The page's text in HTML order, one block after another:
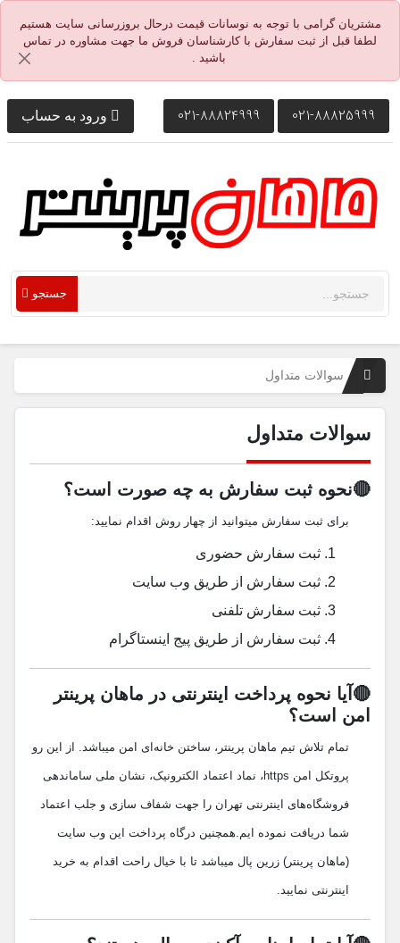
مشتریان گرامی با توجه به نوسانات قیمت درحال بروزرسانی سایت هستیم
لطفا قبل از ثبت سفارش با کارشناسان فروش ما جهت مشاوره در تماس
باشید .
021-88825999
021-88824999 ورود به حساب
جستجو
سوالات متداول
سوالات متداول
🔴نحوه ثبت سفارش به چه صورت است؟
برای ثبت سفارش میتوانید از چهار روش اقدام نمایید:
ثبت سفارش حضوری
ثبت سفارش از طریق وب سایت
ثبت سفارش تلفنی
ثبت سفارش از طریق پیج اینستاگرام
🔴آیا نحوه پرداخت اینترنتی در ماهان پرینتر
امن است؟
تمام تلاش تیم ماهان پرینتر، ساختن خانه‌ای امن میباشد. از این رو
پروتکل امن https، نماد اعتماد الکترونیک، نشان ملی ساماندهی
فروشگاه‌های اینترنتی تهران را جهت شفاف سازی و جلب اعتماد
شما دریافت نموده ایم.همچنین درگاه پرداخت این وب سایت
(ماهان پرینتر) زرین پال میباشد تا با خیال راحت اقدام به خرید
اینترنتی نمایید.